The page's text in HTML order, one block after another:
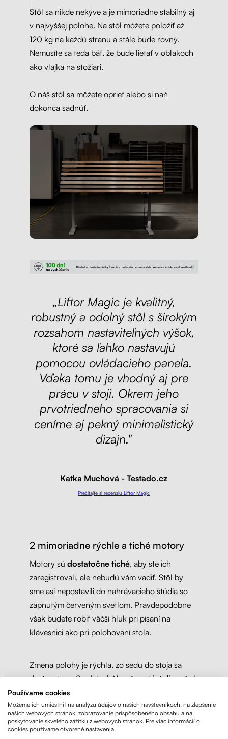
Stôl sa nikde nekýve a je mimoriadne stabilný aj
v najvyššej polohe. Na stôl môžete položiť až
120 kg na každú stranu a stále bude rovný.
Nemusíte sa teda báť, že bude lietať v oblakoch
ako vlajka na stožiari.
O náš stôl sa môžete oprieť alebo si naň
dokonca sadnúť.
„Liftor Magic je kvalitný,
robustný a odolný stôl s širokým
rozsahom nastaviteľných výšok,
ktoré sa ľahko nastavujú
pomocou ovládacieho panela.
Vďaka tomu je vhodný aj pre
prácu v stoji. Okrem jeho
prvotriedneho spracovania si
ceníme aj pekný minimalistický
dizajn."
Katka Muchová - Testado.cz
Prečítajte si recenziu Liftor Magic
2 mimoriadne rýchle a tiché motory
Motory sú dostatočne tiché, aby ste ich
zaregistrovali, ale nebudú vám vadiť. Stôl by
sme asi nepostavili do nahrávacieho štúdia so
zapnutým červeným svetlom. Pravdepodobne
však budete robiť väčší hluk pri písaní na
klávesnici ako pri polohovaní stola.
Zmena polohy je rýchla, zo sedu do stoja sa
dostanete za 8 sekúnd. Navyše máinteligentný
antikolizný systém
zastaví sa a trochu sa posunie dozadu. Takže sa
nemusíte báť, nie je to hever na náklaďák.
Používame cookies
Môžeme ich umiestniť na analýzu údajov o našich návštevníkoch, na zlepšenie
našich webových stránok, zobrazovanie prispôsobeného obsahu a na
poskytovanie skvelého zážitku z webových stránok. Pre viac informácií o
cookies používame otvorené nastavenia.